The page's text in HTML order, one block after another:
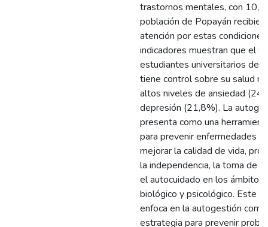
trastornos mentales, con
población de Popayán
atención por estas
indicadores muestran que el
estudiantes universitarios de
tiene control sobre su salud
altos niveles de ansiedad
depresión (21,8%). La
presenta como una
para prevenir enfermedades
mejorar la calidad de vida,
la independencia, la toma de
el autocuidado en los ámbitos
biológico y psicológico. Este
enfoca en la autogestión
estrategia para prevenir